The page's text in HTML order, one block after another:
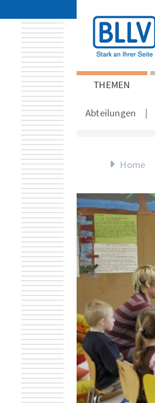
THEMEN
Abteilungen
Home